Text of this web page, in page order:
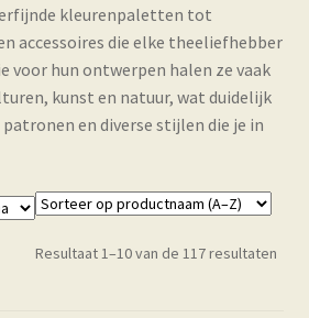
kleurenpaletten tot
accessoires die elke theeliefhebber
voor hun ontwerpen halen ze vaak
kunst en natuur, wat duidelijk
en diverse stijlen die je in
Resultaat 1–10 van de 117 resultaten